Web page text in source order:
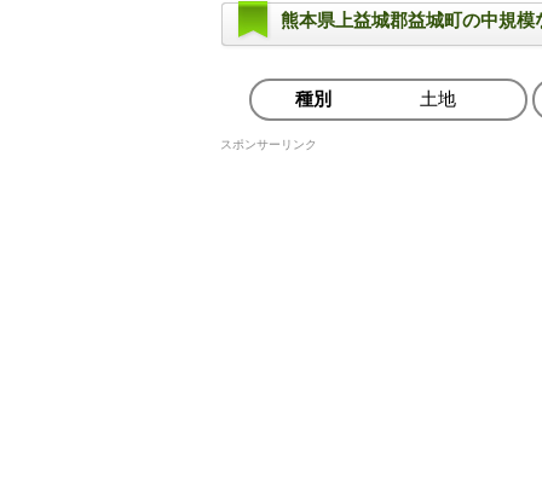
熊本県上益城郡益城町の中規
種別 土地
スポンサーリンク